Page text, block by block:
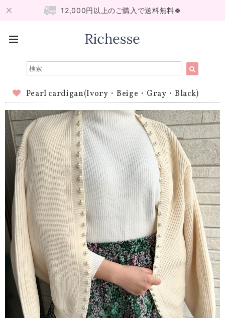
12,000円以上のご購入で送料無料🍀
Pearl cardigan(Ivory・Beige・Gray・Black)